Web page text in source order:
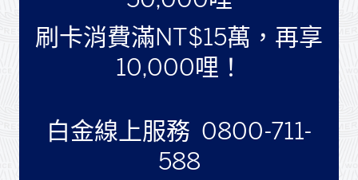
刷卡消費滿NT$15萬，再享
10,000哩！
白金線上服務 0800-711-
588